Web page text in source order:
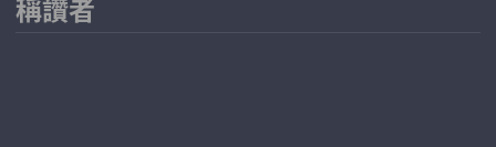
稱讚者